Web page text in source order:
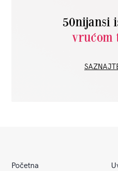
50nijansi
vrućom
Početna